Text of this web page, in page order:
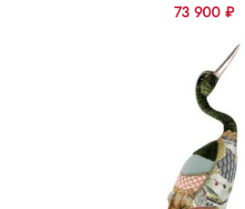
73 900 ₽